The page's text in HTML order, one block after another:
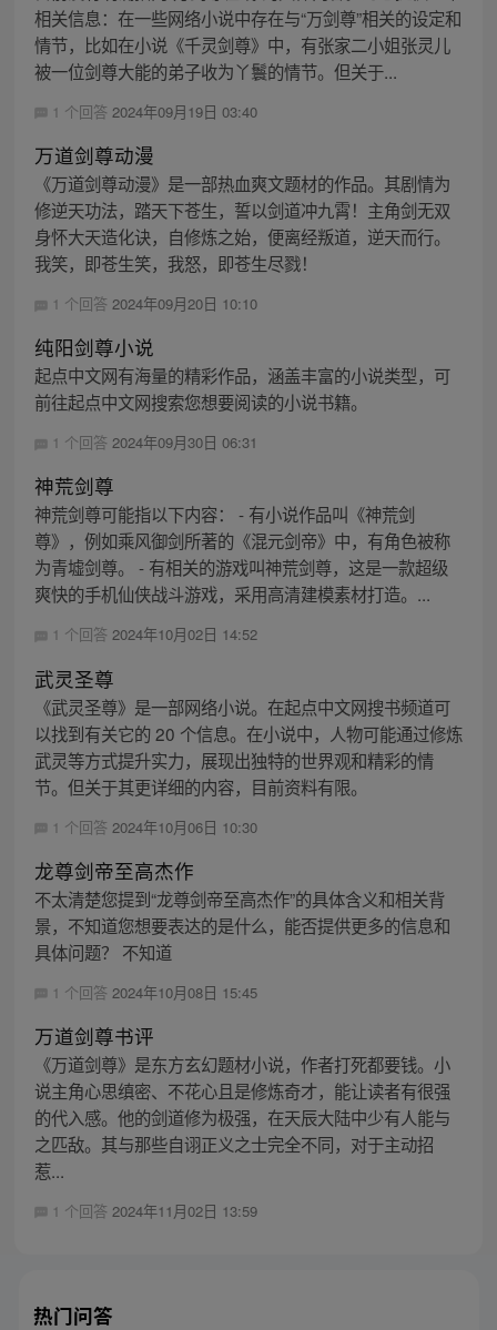
相关信息：在一些网络小说中存在与“万剑尊”相关的设定和
情节，比如在小说《千灵剑尊》中，有张家二小姐张灵儿
被一位剑尊大能的弟子收为丫鬟的情节。但关于...
1 个回答 2024年09月19日 03:40
万道剑尊动漫
《万道剑尊动漫》是一部热血爽文题材的作品。其剧情为
修逆天功法，踏天下苍生，誓以剑道冲九霄！主角剑无双
身怀大天造化诀，自修炼之始，便离经叛道，逆天而行。
我笑，即苍生笑，我怒，即苍生尽戮！
1 个回答 2024年09月20日 10:10
纯阳剑尊小说
起点中文网有海量的精彩作品，涵盖丰富的小说类型，可
前往起点中文网搜索您想要阅读的小说书籍。
1 个回答 2024年09月30日 06:31
神荒剑尊
神荒剑尊可能指以下内容： - 有小说作品叫《神荒剑
尊》，例如乘风御剑所著的《混元剑帝》中，有角色被称
为青墟剑尊。 - 有相关的游戏叫神荒剑尊，这是一款超级
爽快的手机仙侠战斗游戏，采用高清建模素材打造。...
1 个回答 2024年10月02日 14:52
武灵圣尊
《武灵圣尊》是一部网络小说。在起点中文网搜书频道可
以找到有关它的 20 个信息。在小说中，人物可能通过修炼
武灵等方式提升实力，展现出独特的世界观和精彩的情
节。但关于其更详细的内容，目前资料有限。
1 个回答 2024年10月06日 10:30
龙尊剑帝至高杰作
不太清楚您提到“龙尊剑帝至高杰作”的具体含义和相关背
景，不知道您想要表达的是什么，能否提供更多的信息和
具体问题？ 不知道
1 个回答 2024年10月08日 15:45
万道剑尊书评
《万道剑尊》是东方玄幻题材小说，作者打死都要钱。小
说主角心思缜密、不花心且是修炼奇才，能让读者有很强
的代入感。他的剑道修为极强，在天辰大陆中少有人能与
之匹敌。其与那些自诩正义之士完全不同，对于主动招
惹...
1 个回答 2024年11月02日 13:59
热门问答